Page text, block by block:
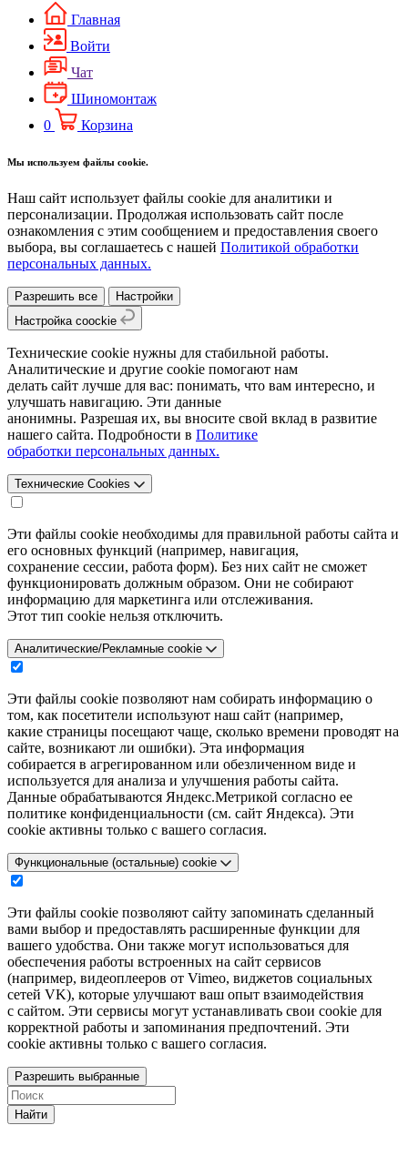
Главная
Войти
Чат
Шиномонтаж
0
Корзина
Мы используем файлы cookie.
Наш сайт использует файлы cookie для аналитики и
персонализации. Продолжая использовать сайт после
ознакомления с этим сообщением и предоставления своего
выбора, вы соглашаетесь с нашей Политикой обработки
персональных данных.
Разрешить все
Настройки
Настройка coockie
Технические cookie нужны для стабильной работы.
Аналитические и другие cookie помогают нам
делать сайт лучше для вас: понимать, что вам интересно, и
улучшать навигацию. Эти данные
анонимны. Разрешая их, вы вносите свой вклад в развитие
нашего сайта. Подробности в Политике
обработки персональных данных.
Технические Cookies
Эти файлы cookie необходимы для правильной работы сайта и
его основных функций (например, навигация,
сохранение сессии, работа форм). Без них сайт не сможет
функционировать должным образом. Они не собирают
информацию для маркетинга или отслеживания.
Этот тип cookie нельзя отключить.
Аналитические/Рекламные cookie
Эти файлы cookie позволяют нам собирать информацию о
том, как посетители используют наш сайт (например,
какие страницы посещают чаще, сколько времени проводят на
сайте, возникают ли ошибки). Эта информация
собирается в агрегированном или обезличенном виде и
используется для анализа и улучшения работы сайта.
Данные обрабатываются Яндекс.Метрикой согласно ее
политике конфиденциальности (см. сайт Яндекса). Эти
cookie активны только с вашего согласия.
Функциональные (остальные) cookie
Эти файлы cookie позволяют сайту запоминать сделанный
вами выбор и предоставлять расширенные функции для
вашего удобства. Они также могут использоваться для
обеспечения работы встроенных на сайт сервисов
(например, видеоплееров от Vimeo, виджетов социальных
сетей VK), которые улучшают ваш опыт взаимодействия
с сайтом. Эти сервисы могут устанавливать свои cookie для
корректной работы и запоминания предпочтений. Эти
cookie активны только с вашего согласия.
Разрешить выбранные
Найти